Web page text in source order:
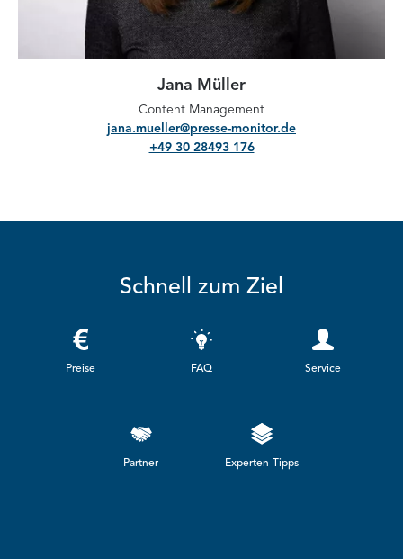
Jana Müller
Content Management
jana.mueller@presse-monitor.de
+49 30 28493 176
Schnell zum Ziel
Preise FAQ Service
Partner Experten-Tipps